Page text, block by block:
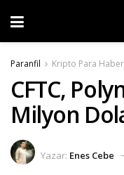
Paranfil Kripto Para
CFTC,
Milyon
Yazar: Enes Cebe